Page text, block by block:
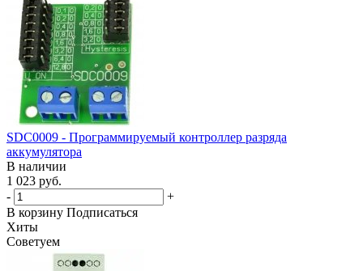
SDC0009 - Программируемый контроллер разряда
аккумулятора
В наличии
1 023 руб.
-
+
В корзину Подписаться
Хиты
Советуем